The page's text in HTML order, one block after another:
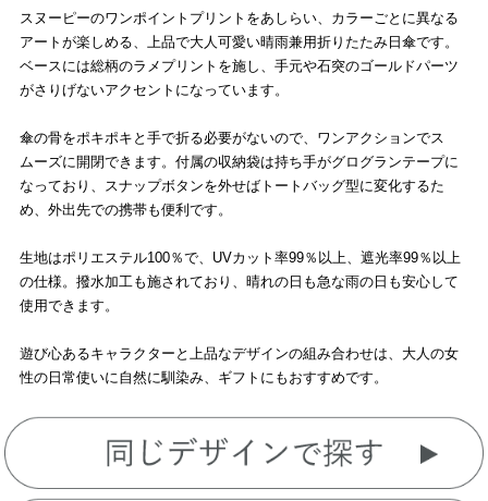
スヌーピーのワンポイントプリントをあしらい、カラーごとに異なる
アートが楽しめる、上品で大人可愛い晴雨兼用折りたたみ日傘です。
ベースには総柄のラメプリントを施し、手元や石突のゴールドパーツ
がさりげないアクセントになっています。
傘の骨をポキポキと手で折る必要がないので、ワンアクションでス
ムーズに開閉できます。付属の収納袋は持ち手がグログランテープに
なっており、スナップボタンを外せばトートバッグ型に変化するた
め、外出先での携帯も便利です。
生地はポリエステル100％で、UVカット率99％以上、遮光率99％以上
の仕様。撥水加工も施されており、晴れの日も急な雨の日も安心して
使用できます。
遊び心あるキャラクターと上品なデザインの組み合わせは、大人の女
性の日常使いに自然に馴染み、ギフトにもおすすめです。